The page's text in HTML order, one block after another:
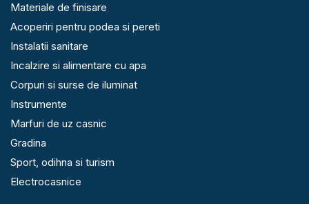
Materiale de finisare
Acoperiri pentru podea si pereti
Instalatii sanitare
Incalzire si alimentare cu apa
Corpuri si surse de iluminat
Instrumente
Marfuri de uz casnic
Gradina
Sport, odihna si turism
Electrocasnice